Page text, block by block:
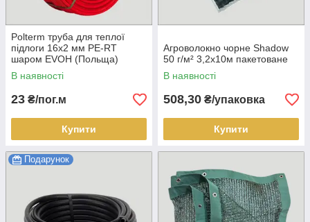
Polterm труба для теплої
підлоги 16х2 мм PE-RT
шаром EVOH (Польща)
В наявності
23 ₴/пог.м
Купити
Агроволокно чорне Shadow
50 г/м² 3,2х10м пакетоване
В наявності
508,30 ₴/упаковка
Купити
Подарунок